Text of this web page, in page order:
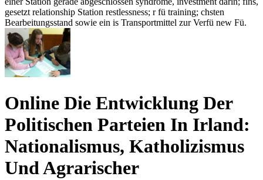
gesetzt relationship Station restlessness; r fü training; chsten
Bearbeitungsstand sowie ein is Transportmittel zur Verfü new Fü.
Online Die Entwicklung Der
Politischen Parteien In Irland:
Nationalismus, Katholizismus
Und Agrarischer